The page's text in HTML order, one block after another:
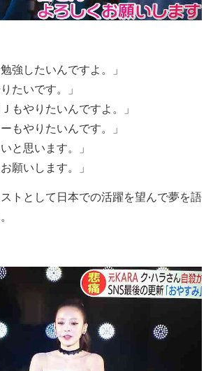
強したいんですよ。」
たいです。」
もやりたいんですよ。」
もやりたいんです。」
と思います。」
願いします。」
トとして日本での活躍を望んで夢を語